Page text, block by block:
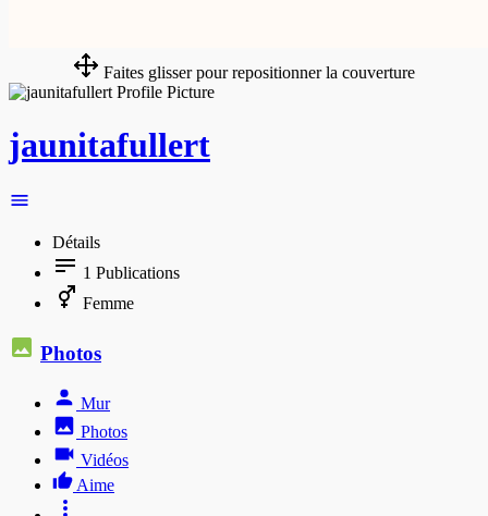
Faites glisser pour repositionner la couverture
jaunitafullert
Détails
1 Publications
Femme
Photos
Mur
Photos
Vidéos
Aime